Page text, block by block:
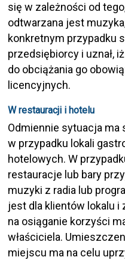
się w zależności od
odtwarzana jest
konkretnym przypadku
przedsiębiorcy i uznał,
do obciążania go
licencyjnych.
W restauracji i hotelu
Odmiennie sytuacja ma
w przypadku lokali
hotelowych. W
restauracje lub bary
muzyki z radia lub
jest dla klientów lokalu i
na osiąganie korzyści
właściciela.
miejscu ma na celu